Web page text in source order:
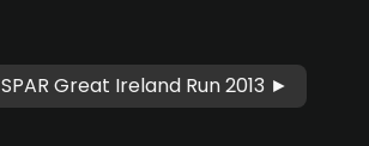
SPAR Great Ireland Run 2013 ►